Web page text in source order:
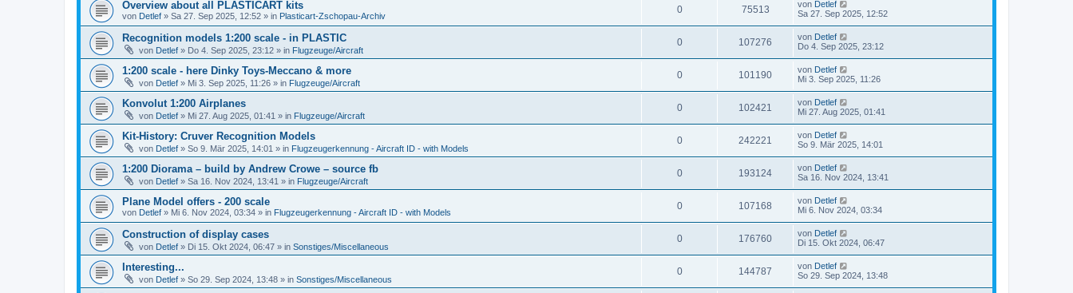
Overview about all PLASTICART kits
von Detlef » Sa 27. Sep 2025, 12:52 » in Plasticart-Zschopau-Archiv
0 75513 von Detlef
Sa 27. Sep 2025, 12:52
Recognition models 1:200 scale - in PLASTIC
von Detlef » Do 4. Sep 2025, 23:12 » in Flugzeuge/Aircraft
0 107276 von Detlef
Do 4. Sep 2025, 23:12
1:200 scale - here Dinky Toys-Meccano & more
von Detlef » Mi 3. Sep 2025, 11:26 » in Flugzeuge/Aircraft
0 101190 von Detlef
Mi 3. Sep 2025, 11:26
Konvolut 1:200 Airplanes
von Detlef » Mi 27. Aug 2025, 01:41 » in Flugzeuge/Aircraft
0 102421 von Detlef
Mi 27. Aug 2025, 01:41
Kit-History: Cruver Recognition Models
von Detlef » So 9. Mär 2025, 14:01 » in Flugzeugerkennung - Aircraft ID - with Models
0 242221 von Detlef
So 9. Mär 2025, 14:01
1:200 Diorama – build by Andrew Crowe – source fb
von Detlef » Sa 16. Nov 2024, 13:41 » in Flugzeuge/Aircraft
0 193124 von Detlef
Sa 16. Nov 2024, 13:41
Plane Model offers - 200 scale
von Detlef » Mi 6. Nov 2024, 03:34 » in Flugzeugerkennung - Aircraft ID - with Models
0 107168 von Detlef
Mi 6. Nov 2024, 03:34
Construction of display cases
von Detlef » Di 15. Okt 2024, 06:47 » in Sonstiges/Miscellaneous
0 176760 von Detlef
Di 15. Okt 2024, 06:47
Interesting...
von Detlef » So 29. Sep 2024, 13:48 » in Sonstiges/Miscellaneous
0 144787 von Detlef
So 29. Sep 2024, 13:48